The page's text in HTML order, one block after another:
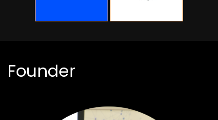
Founder